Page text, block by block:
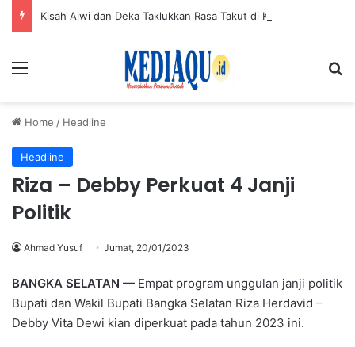
Menu
Home / Headline
Headline
Riza – Debby Perkuat 4 Janji
Politik
Ahmad Yusuf Jumat, 20/01/2023
BANGKA SELATAN — Empat program unggulan janji politik
Bupati dan Wakil Bupati Bangka Selatan Riza Herdavid –
Debby Vita Dewi kian diperkuat pada tahun 2023 ini.